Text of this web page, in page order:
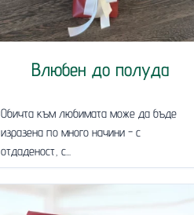
Влюбен до полуда
Обичта към любимата може да бъде
изразена по много начини - с
отдаденост, с...